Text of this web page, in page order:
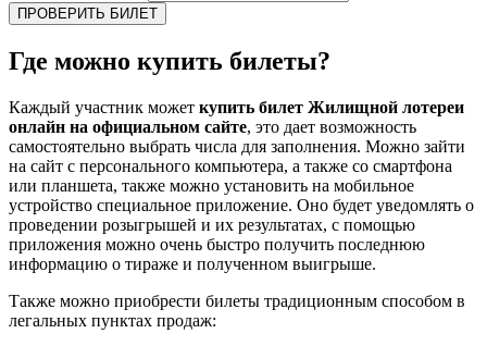
ПРОВЕРИТЬ БИЛЕТ
Где можно купить билеты?
Каждый участник может купить билет Жилищной лотереи
онлайн на официальном сайте, это дает возможность
самостоятельно выбрать числа для заполнения. Можно зайти
на сайт с персонального компьютера, а также со смартфона
или планшета, также можно установить на мобильное
устройство специальное приложение. Оно будет уведомлять о
проведении розыгрышей и их результатах, с помощью
приложения можно очень быстро получить последнюю
информацию о тираже и полученном выигрыше.
Также можно приобрести билеты традиционным способом в
легальных пунктах продаж: